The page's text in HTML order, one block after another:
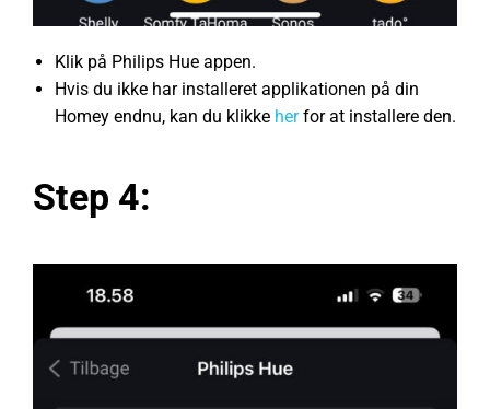
Klik på Philips Hue appen.
Hvis du ikke har installeret applikationen på din
Homey endnu, kan du klikke herfor at installere den.
Step 4: